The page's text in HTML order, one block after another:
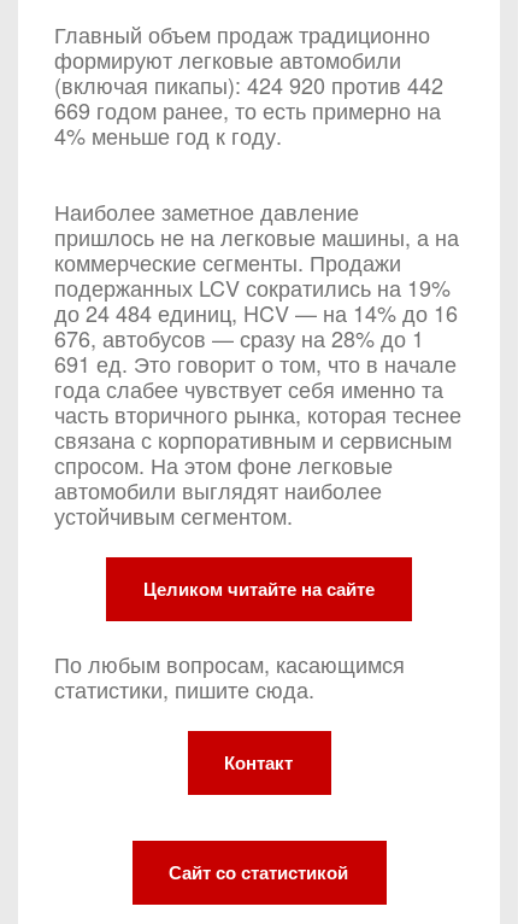
Главный объем продаж традиционно
формируют легковые автомобили
(включая пикапы): 424 920 против 442
669 годом ранее, то есть примерно на
4% меньше год к году.
Наиболее заметное давление
пришлось не на легковые машины, а на
коммерческие сегменты. Продажи
подержанных LCV сократились на 19%
до 24 484 единиц, HCV — на 14% до 16
676, автобусов — сразу на 28% до 1
691 ед. Это говорит о том, что в начале
года слабее чувствует себя именно та
часть вторичного рынка, которая теснее
связана с корпоративным и сервисным
спросом. На этом фоне легковые
автомобили выглядят наиболее
устойчивым сегментом.
Целиком читайте на сайте
По любым вопросам, касающимся
статистики, пишите сюда.
Контакт
Сайт со статистикой